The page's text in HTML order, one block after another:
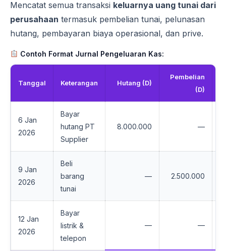
Mencatat semua transaksi keluarnya uang tunai dari
perusahaan termasuk pembelian tunai, pelunasan
hutang, pembayaran biaya operasional, dan prive.
Contoh Format Jurnal Pengeluaran Kas:
Tanggal Keterangan Hutang (D)
Pembelian
(D)
6 Jan
2026
Bayar
hutang PT
Supplier
8.000.000 —
9 Jan
2026
Beli
barang
tunai
— 2.500.000
12 Jan
2026
Bayar
listrik &
telepon
— —